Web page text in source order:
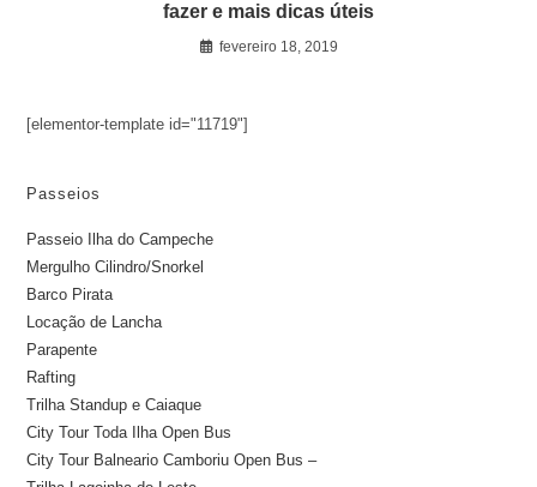
fazer e mais dicas úteis
fevereiro 18, 2019
[elementor-template id="11719"]
Passeios
Passeio Ilha do Campeche
Mergulho Cilindro/Snorkel
Barco Pirata
Locação de Lancha
Parapente
Rafting
Trilha Standup e Caiaque
City Tour Toda Ilha Open Bus
City Tour Balneario Camboriu Open Bus –